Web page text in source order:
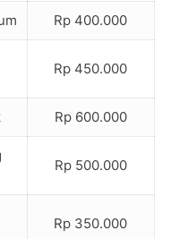
Rp 400.000
Rp 450.000
Rp 600.000
Rp 500.000
Rp 350.000